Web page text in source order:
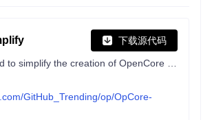
下载源代码
GitHub_Trending/op/OpCore-